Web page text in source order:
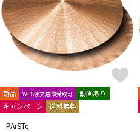
新品 WEB注文店頭受取可
動画あり
キャンペーン
送料無料
PAiSTe